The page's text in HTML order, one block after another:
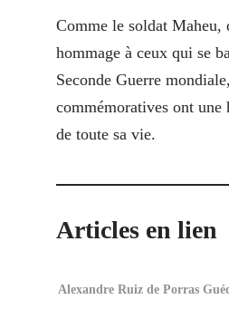
Comme le soldat Maheu,
hommage à ceux qui se
Seconde Guerre
commémoratives ont une
de toute sa vie.
Articles en lien
Alexandre Ruiz de Porras